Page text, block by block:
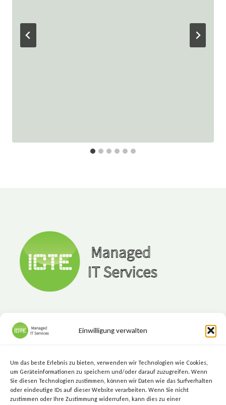
Einwilligung verwalten
Um das beste Erlebnis zu bieten, verwenden wir Technologien wie Cookies,
um Geräteinformationen zu speichern und/oder darauf zuzugreifen. Wenn
Sie diesen Technologien zustimmen, können wir Daten wie das Surfverhalten
oder eindeutige IDs auf dieser Website verarbeiten. Wenn Sie nicht
zustimmen oder Ihre Zustimmung widerrufen, kann dies zu einer
Marktgasse 7, 8720 Knittelfeld
+43 (3512) 209 00
info@icte.biz